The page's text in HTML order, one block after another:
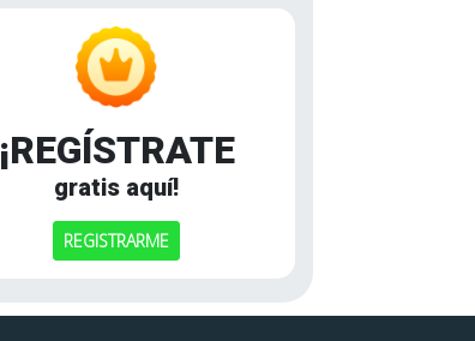
¡REGÍSTRATE
gratis aquí!
REGISTRARME